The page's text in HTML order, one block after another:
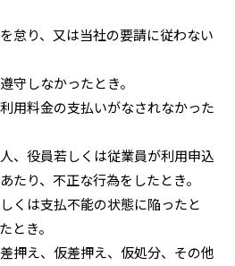
を怠り、又は当社の要請に従わない
守しなかったとき。
利用料金の支払いがなされなかった
人、役員若しくは従業員が利用申込
たり、不正な行為をしたとき。
しくは支払不能の状態に陥ったと
とき。
差押え、仮差押え、仮処分、その他